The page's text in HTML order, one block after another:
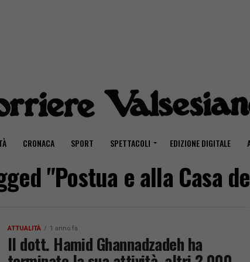
CRONACA SPORT SPETTACOLI EDIZIONE DIGITALE
"Postua e alla Casa
ATTUALITÀ 1 anno fa
Il dott. Hamid Ghannadzadeh ha